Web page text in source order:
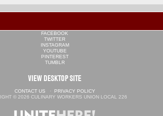
FACEBOOK
TWITTER
INSTAGRAM
YOUTUBE
PINTEREST
TUMBLR
VIEW DESKTOP SITE
CONTACT US ·
PRIVACY POLICY
© 2026 CULINARY WORKERS UNION LOCAL 226